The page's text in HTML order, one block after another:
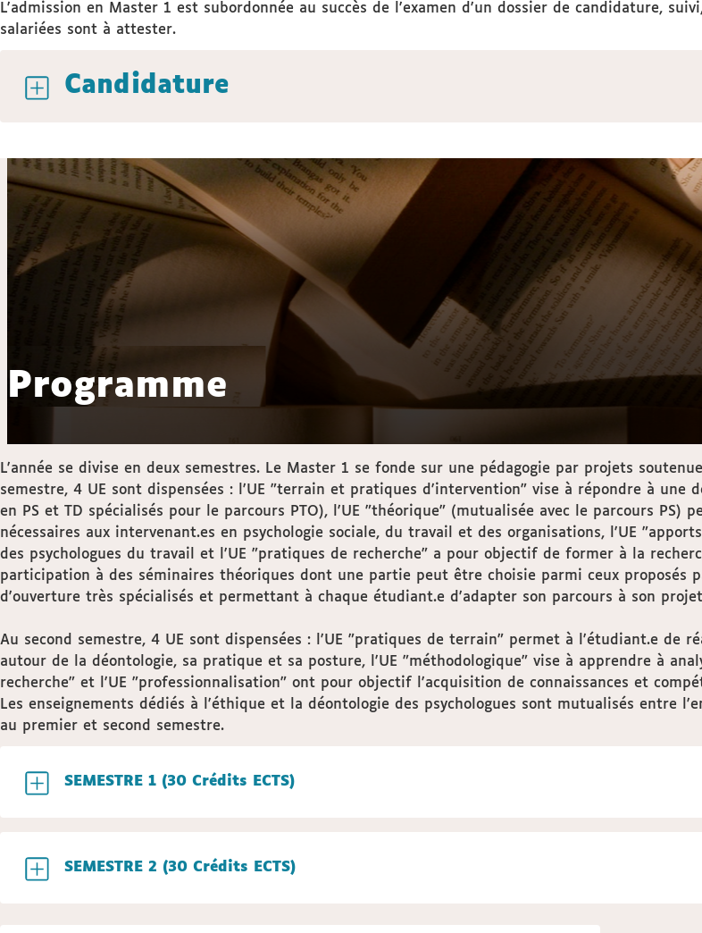
L'admission en Master 1 est subordonnée au succès de l'examen d'un dossier de candidature,
salariées sont à attester.
Candidature
Programme
L'année se divise en deux semestres. Le Master 1 se fonde sur une pédagogie par projets
semestre, 4 UE sont dispensées : l'UE "terrain et pratiques d'intervention" vise à répondre à une
en PS et TD spécialisés pour le parcours PTO), l'UE "théorique" (mutualisée avec le parcours
nécessaires aux intervenant.es en psychologie sociale, du travail et des organisations, l'UE
des psychologues du travail et l'UE "pratiques de recherche" a pour objectif de former à la
participation à des séminaires théoriques dont une partie peut être choisie parmi ceux proposés
d'ouverture très spécialisés et permettant à chaque étudiant.e d'adapter son parcours à son
Au second semestre, 4 UE sont dispensées : l'UE "pratiques de terrain" permet à l'étudiant.e de
autour de la déontologie, sa pratique et sa posture, l'UE "méthodologique" vise à apprendre à
recherche" et l'UE "professionnalisation" ont pour objectif l'acquisition de connaissances et
Les enseignements dédiés à l'éthique et la déontologie des psychologues sont mutualisés entre
au premier et second semestre.
SEMESTRE 1 (30 Crédits ECTS)
SEMESTRE 2 (30 Crédits ECTS)